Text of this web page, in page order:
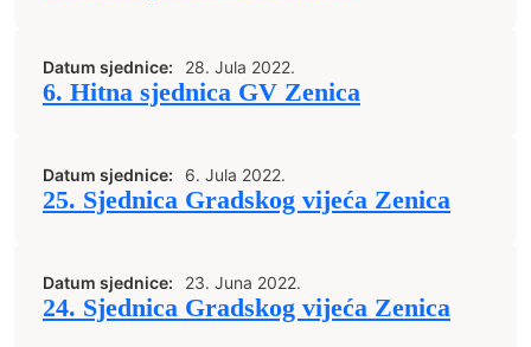
Datum sjednice: 28. Jula 2022.
6. Hitna sjednica GV Zenica
Datum sjednice: 6. Jula 2022.
25. Sjednica Gradskog vijeća Zenica
Datum sjednice: 23. Juna 2022.
24. Sjednica Gradskog vijeća Zenica